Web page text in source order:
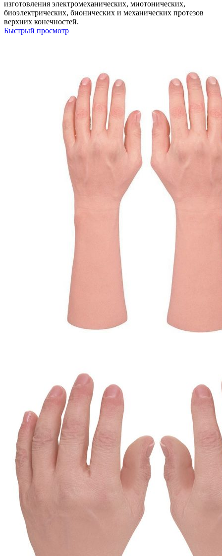
изготовления электромеханических, миотонических,
биоэлектрических, бионических и механических протезов
верхних конечностей.
Быстрый просмотр